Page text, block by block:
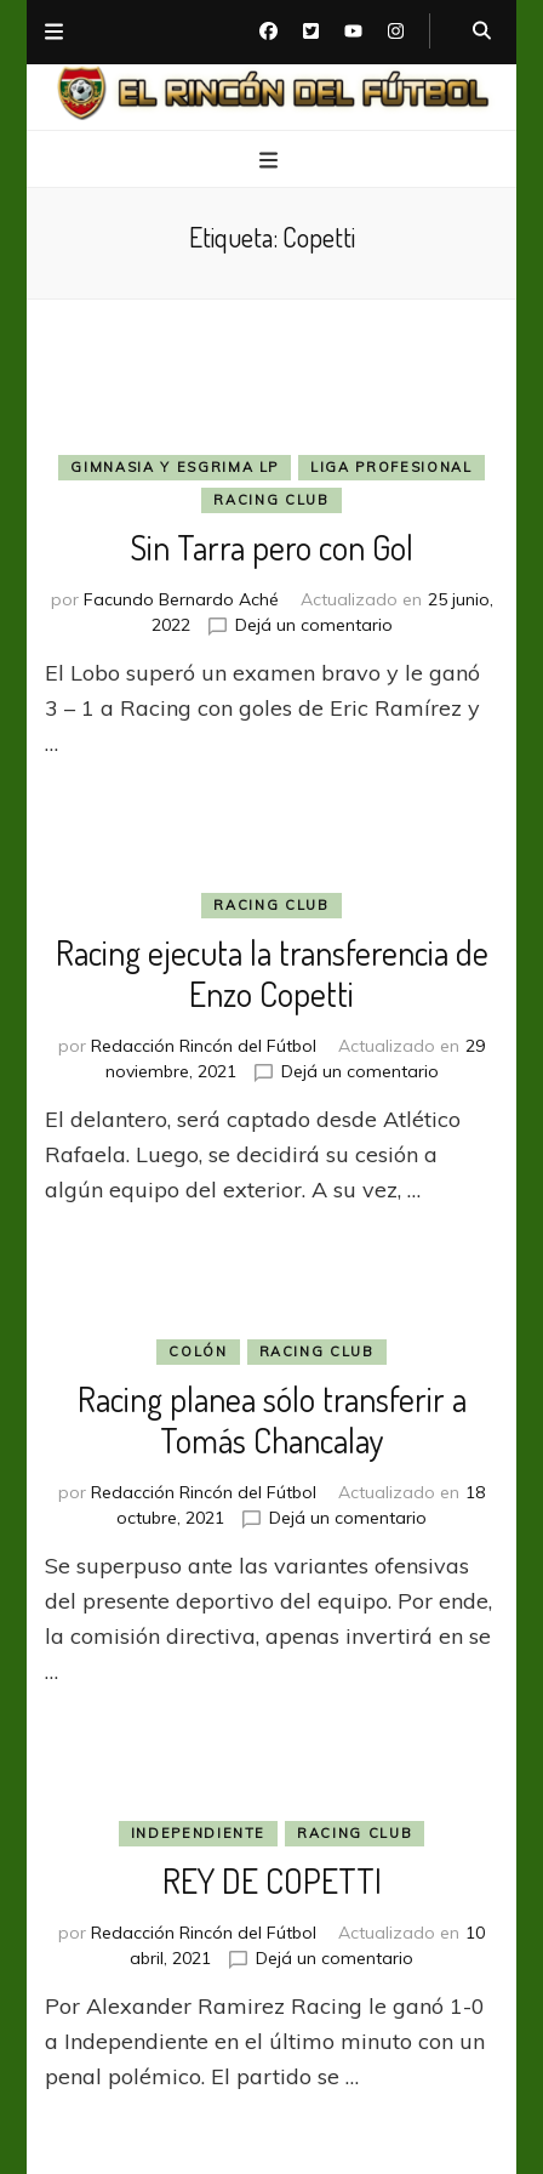
Etiqueta: Copetti
GIMNASIA Y ESGRIMA LP
LIGA PROFESIONAL
RACING CLUB
Sin Tarra pero con Gol
por Facundo Bernardo Aché Actualizado en 25 junio,
2022
Dejá un comentarioen
Tarra
pero
El Lobo superó un examen bravo y le ganó
3 – 1 a Racing con goles de Eric Ramírez y
…
RACING CLUB
Racing ejecuta la transferencia de
Enzo Copetti
por Redacción Rincón del Fútbol Actualizado en 29
noviembre, 2021
Dejá un comentarioen
ejecuta
El delantero, será captado desde Atlético
Rafaela. Luego, se decidirá su cesión a
algún equipo del exterior. A su vez, …
COLÓN RACING CLUB
Racing planea sólo transferir a
Tomás Chancalay
por Redacción Rincón del Fútbol Actualizado en 18
octubre, 2021
Dejá un comentario
planea
sólo
transferir
a
Se superpuso ante las variantes ofensivas
del presente deportivo del equipo. Por ende,
la comisión directiva, apenas invertirá en se
…
INDEPENDIENTE RACING CLUB
REY DE COPETTI
por Redacción Rincón del Fútbol Actualizado en 10
abril, 2021
Dejá un comentario
DE
COPETTI
Por Alexander Ramirez Racing le ganó 1-0
a Independiente en el último minuto con un
penal polémico. El partido se …